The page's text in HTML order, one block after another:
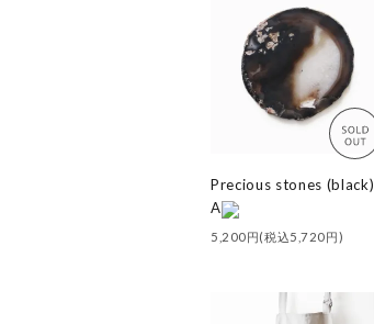
Precious stones (black)
A
5,200円(税込5,720円)